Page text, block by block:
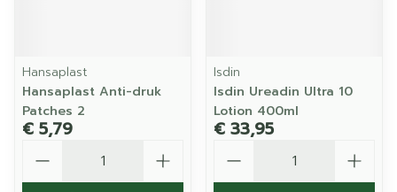
Hansaplast
Hansaplast Anti-druk
Patches 2
€ 5,79
Isdin
Isdin Ureadin Ultra 10
Lotion 400ml
€ 33,95